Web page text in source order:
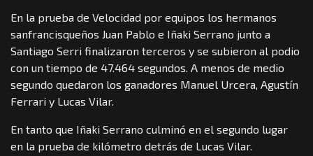
En la prueba de Velocidad por equipos los hermanos
sanfrancisqueños Juan Pablo e Iñaki Serrano junto a
Santiago Serri finalizaron terceros y se subieron al podio
con un tiempo de 47.464 segundos. A menos de medio
segundo quedaron los ganadores Manuel Urcera, Agustín
Ferrari y Lucas Vilar.
En tanto que Iñaki Serrano culminó en el segundo lugar
en la prueba de kilómetro detrás de Lucas Vilar.